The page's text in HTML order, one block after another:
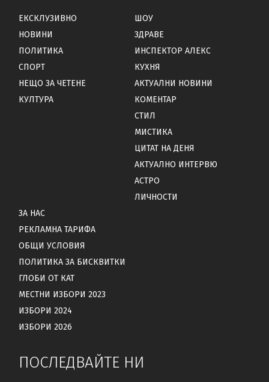
ЕКСКЛУЗИВНО
НОВИНИ
ПОЛИТИКА
СПОРТ
НЕЩО ЗА ЧЕТЕНЕ
КУЛТУРА
ШОУ
ЗДРАВЕ
ИНСПЕКТОР АЛЕКС
КУХНЯ
АКТУАЛНИ НОВИНИ
КОМЕНТАР
СТИЛ
МИСТИКА
ЦИТАТ НА ДЕНЯ
АКТУАЛНО ИНТЕРВЮ
АСТРО
ЛИЧНОСТИ
ЗА НАС
РЕКЛАМНА ТАРИФА
ОБЩИ УСЛОВИЯ
ПОЛИТИКА ЗА БИСКВИТКИ
ГЛОБИ ОТ КАТ
МЕСТНИ ИЗБОРИ 2023
ИЗБОРИ 2024
ИЗБОРИ 2026
ПОСЛЕДВАЙТЕ НИ